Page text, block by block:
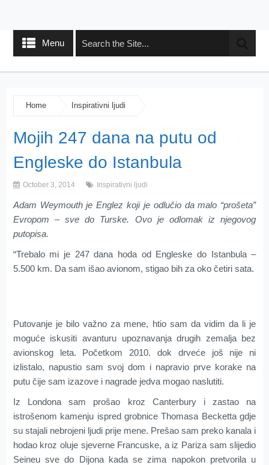
Menu
Home Inspirativni ljudi
Mojih 247 dana na putu od
Engleske do Istanbula
October 3, 2014 Inspirativni ljudi
Adam Weymouth je Englez koji je odlučio da malo “prošeta”
Evropom – sve do Turske. Ovo je odlomak iz njegovog
putopisa.
“Trebalo mi je 247 dana hoda od Engleske do Istanbula –
5.500km. Da sam išao avionom, stigao bih za oko četiri sata.
Putovanje je bilo važno za mene, htiosam da vidim da li je
moguće iskusiti avanturu upoznavanja drugih zemalja bez
avionskog leta. Početkom 2010. dok drveće još nije ni
izlistalo, napustiosam svoj ​​dom i napravio prve korake na
putu čijesam izazove i nagrade jedva mogao naslutiti.
Iz
Londona sam prošao kroz Canterbury i zastao
na
istrošenom kamenju ispred grobniceThomasa Becketta gdje
su stajali nebrojeni ljudi prije mene. Prešao sam preko kanala i
hodao kroz oluje sjeverne Francuske, a iz Pariza sam slijedio
Seineusve do Dijona kada se zima napokon pretvorila u